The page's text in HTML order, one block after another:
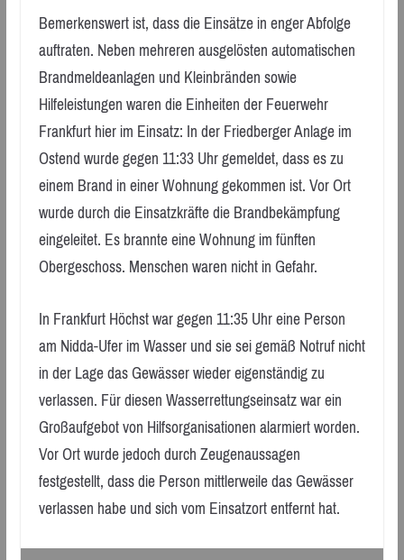
Bemerkenswert ist, dass die Einsätze in enger Abfolge
auftraten. Neben mehreren ausgelösten automatischen
Brandmeldeanlagen und Kleinbränden sowie
Hilfeleistungen waren die Einheiten der Feuerwehr
Frankfurt hier im Einsatz: In der Friedberger Anlage im
Ostend wurde gegen 11:33 Uhr gemeldet, dass es zu
einem Brand in einer Wohnung gekommen ist. Vor Ort
wurde durch die Einsatzkräfte die Brandbekämpfung
eingeleitet. Es brannte eine Wohnung im fünften
Obergeschoss. Menschen waren nicht in Gefahr.
In Frankfurt Höchst war gegen 11:35 Uhr eine Person
am Nidda-Ufer im Wasser und sie sei gemäß Notruf nicht
in der Lage das Gewässer wieder eigenständig zu
verlassen. Für diesen Wasserrettungseinsatz war ein
Großaufgebot von Hilfsorganisationen alarmiert worden.
Vor Ort wurde jedoch durch Zeugenaussagen
festgestellt, dass die Person mittlerweile das Gewässer
verlassen habe und sich vom Einsatzort entfernt hat.